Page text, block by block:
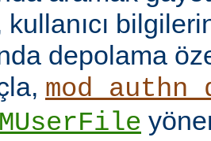
depolama